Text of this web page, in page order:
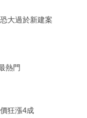
大過於新建案
熱門
狂漲4成